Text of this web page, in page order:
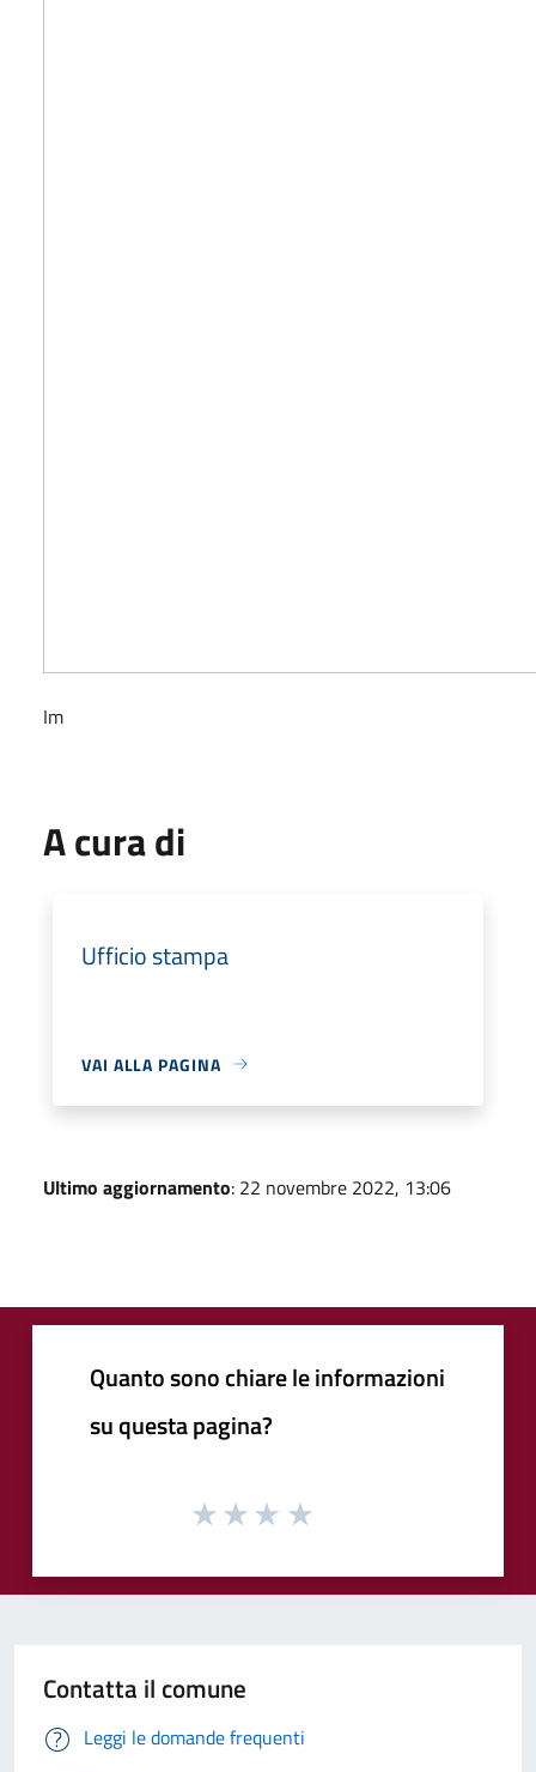
Im
A cura di
Ufficio stampa
VAI ALLA PAGINA
Ultimo aggiornamento: 22 novembre 2022, 13:06
Quanto sono chiare le informazioni
su questa pagina?
Contatta il comune
Leggi le domande frequenti